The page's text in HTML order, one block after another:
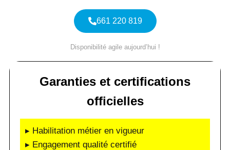
661 220 819
Disponibilité agile aujourd’hui !
Garanties et certifications
officielles
▸ Habilitation métier en vigueur
▸ Engagement qualité certifié